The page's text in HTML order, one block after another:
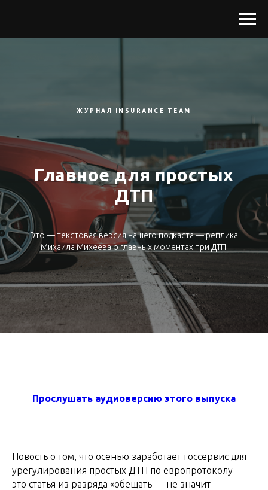
ЖУРНАЛ INSURANCE TEAM
Главное для простых
ДТП
Это — текстовая версия нашего подкаста — реплика
Михаила Михеева о главных моментах при ДТП.
Прослушать аудиоверсию этого выпуска
Новость о том, что осенью заработает госсервис для
урегулирования простых ДТП по европротоколу —
это статья из разряда «обещать — не значит